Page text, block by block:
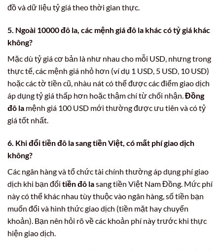
đồ và dữ liệu tỷ giá theo thời gian thực.
5. Ngoài 10000 đô la, các mệnh giá đô la khác có tỷ giá khác
không?
Mặc dù tỷ giá cơ bản là như nhau cho mỗi USD, nhưng trong
thực tế, các mệnh giá nhỏ hơn (ví dụ 1 USD, 5 USD, 10 USD)
hoặc các tờ tiền cũ, nhàu nát có thể được các điểm giao dịch
áp dụng tỷ giá thấp hơn hoặc thậm chí từ chối nhận. Đồng
đô la mệnh giá 100 USD mới thường được ưu tiên và có tỷ
giá tốt nhất.
6. Khi đổi tiền đô la sang tiền Việt, có mất phí giao dịch
không?
Các ngân hàng và tổ chức tài chính thường áp dụng phí giao
dịch khi bạn đổi tiền đô lasang tiền Việt Nam Đồng. Mức phí
này có thể khác nhau tùy thuộc vào ngân hàng, số tiền bạn
muốn đổi và hình thức giao dịch (tiền mặt hay chuyển
khoản). Bạn nên hỏi rõ về các khoản phí này trước khi thực
hiện giao dịch.